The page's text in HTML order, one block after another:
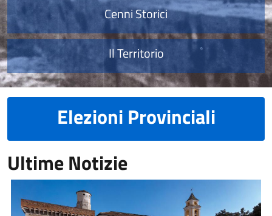
Cenni Storici
Il Territorio
Elezioni Provinciali
Ultime Notizie